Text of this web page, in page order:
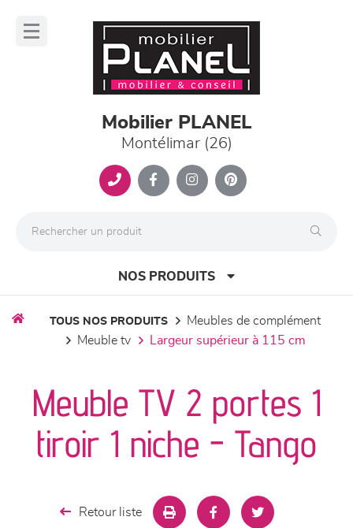
Mobilier PLANEL
Montélimar (26)
NOS PRODUITS
séjours
meubles de complément
TOUS NOS PRODUITS
meubles de complément
meuble tv
largeur supérieur à 115 cm
Meuble TV 2 portes 1
tiroir 1 niche - Tango
Retour liste